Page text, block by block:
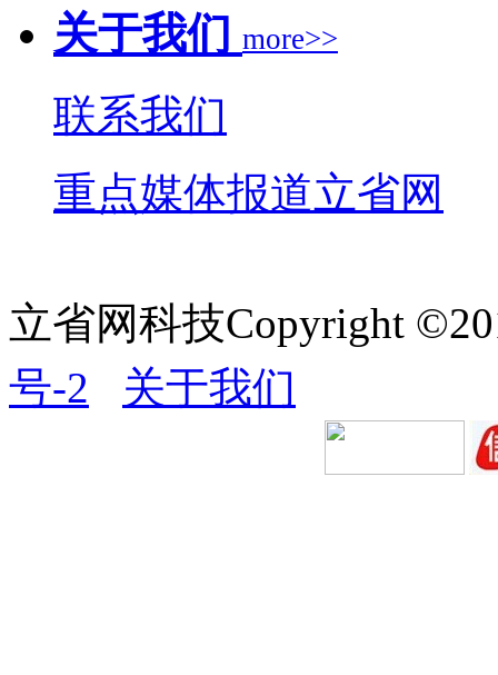
关于我们 more>>
联系我们
重点媒体报道立省网
立省网科技Copyright
号-2
关于我们